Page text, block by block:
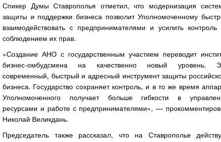
Спикер Думы Ставрополья отметил, что модернизация
защиты и поддержки бизнеса позволит Уполномоченному
взаимодействовать с предпринимателями и усилить контроль
соблюдением их прав.
«Создание АНО с государственным участием переводит
бизнес-омбудсмена на качественно новый уровень.
современный, быстрый и адресный инструмент защиты
бизнеса. Государство сохраняет контроль, и в то же время
Уполномоченного получает больше гибкости в
ресурсами и работе с предпринимателями», —
Николай Великдань.
Председатель также рассказал, что на Ставрополье